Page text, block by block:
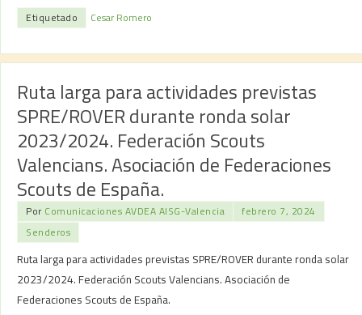
Etiquetado Cesar Romero
Ruta larga para actividades previstas
SPRE/ROVER durante ronda solar
2023/2024. Federación Scouts
Valencians. Asociación de Federaciones
Scouts de España.
Por Comunicaciones AVDEA AISG-Valencia
febrero 7, 2024
Senderos
Ruta larga para actividades previstas SPRE/ROVER durante ronda solar
2023/2024. Federación Scouts Valencians. Asociación de
Federaciones Scouts de España.